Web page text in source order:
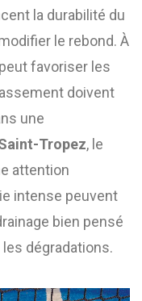
la durabilité du
le rebond. À
favoriser les
doivent
une
Tropez, le
attention
intense peuvent
bien pensé
dégradations.